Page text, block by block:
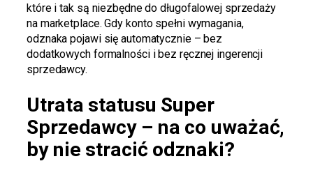
które i tak są niezbędne do długofalowej sprzedaży
na marketplace. Gdy konto spełni wymagania,
odznaka pojawi się automatycznie – bez
dodatkowych formalności i bez ręcznej ingerencji
sprzedawcy.
Utrata statusu Super
Sprzedawcy – na co uważać,
by nie stracić odznaki?